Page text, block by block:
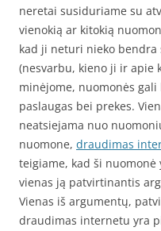
neretai susiduriame su
vienokią ar kitokią
kad ji neturi nieko bendra
(nesvarbu, kieno ji ir apie
minėjome, nuomonės
paslaugas bei prekes.
neatsiejama nuo
nuomone, draudimas
teigiame, kad ši nuomonė
vienas ją patvirtinantis
Vienas iš argumentų,
draudimas internetu yra